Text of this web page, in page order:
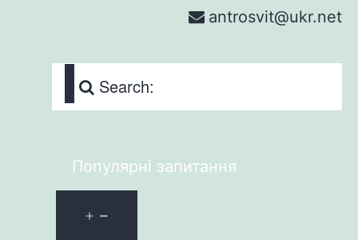
antrosvit@ukr.net
Search:
Популярні запитання